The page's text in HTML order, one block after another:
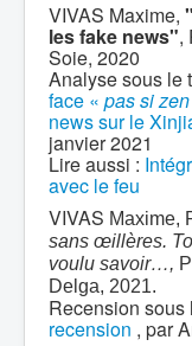
VIVAS Maxime,
les fake news",
Soie, 2020
Analyse sous le
face « pas si
news sur le
janvier 2021
Lire aussi :
avec le feu
VIVAS Maxime,
sans œillères.
voulu savoir…,
Delga, 2021.
Recension sous
recension , par